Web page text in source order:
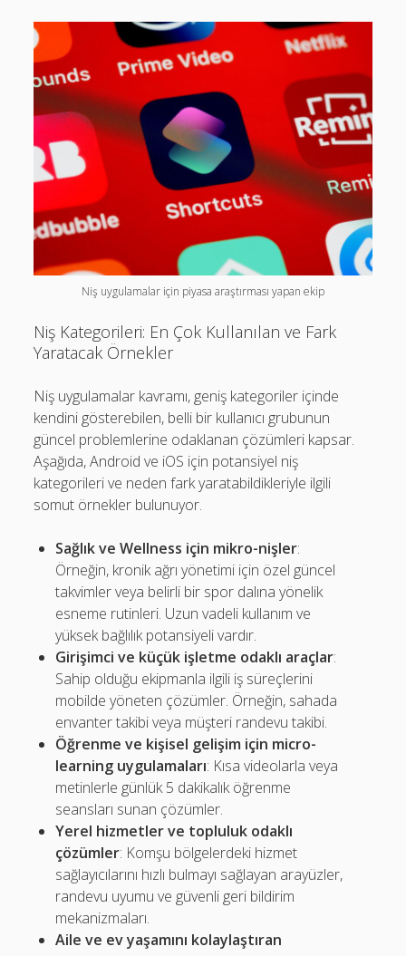
Niş uygulamalar için piyasa araştırması yapan ekip
Niş Kategorileri: En Çok Kullanılan ve Fark
Yaratacak Örnekler
Niş uygulamalar kavramı, geniş kategoriler içinde
kendini gösterebilen, belli bir kullanıcı grubunun
güncel problemlerine odaklanan çözümleri kapsar.
Aşağıda, Android ve iOS için potansiyel niş
kategorileri ve neden fark yaratabildikleriyle ilgili
somut örnekler bulunuyor.
Sağlık ve Wellness için mikro-nişler:
Örneğin, kronik ağrı yönetimi için özel güncel
takvimler veya belirli bir spor dalına yönelik
esneme rutinleri. Uzun vadeli kullanım ve
yüksek bağlılık potansiyeli vardır.
Girişimci ve küçük işletme odaklı araçlar:
Sahip olduğu ekipmanla ilgili iş süreçlerini
mobilde yöneten çözümler. Örneğin, sahada
envanter takibi veya müşteri randevu takibi.
Öğrenme ve kişisel gelişim için micro-
learning uygulamaları: Kısa videolarla veya
metinlerle günlük 5 dakikalık öğrenme
seansları sunan çözümler.
Yerel hizmetler ve topluluk odaklı
çözümler: Komşu bölgelerdeki hizmet
sağlayıcılarını hızlı bulmayı sağlayan arayüzler,
randevu uyumu ve güvenli geri bildirim
mekanizmaları.
Aile ve ev yaşamını kolaylaştıran